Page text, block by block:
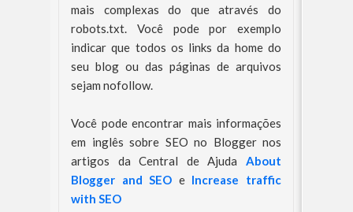
mais complexas do que através do
robots.txt. Você pode por exemplo
indicar que todos os links da home do
seu blog ou das páginas de arquivos
sejam nofollow.
Você pode encontrar mais informações
em inglês sobre SEO no Blogger nos
artigos da Central de Ajuda About
Blogger and SEO e Increase traffic
with SEO